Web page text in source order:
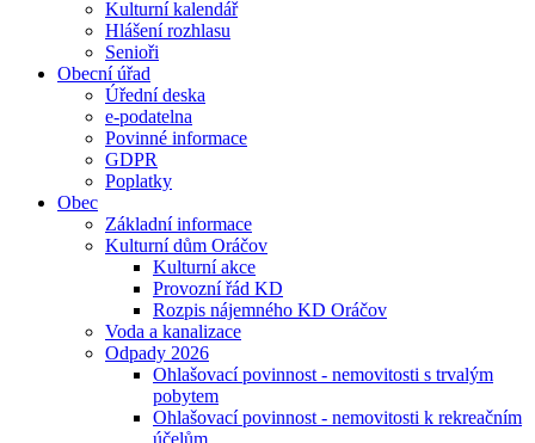
Kulturní kalendář
Hlášení rozhlasu
Senioři
Obecní úřad
Úřední deska
e-podatelna
Povinné informace
GDPR
Poplatky
Obec
Základní informace
Kulturní dům Oráčov
Kulturní akce
Provozní řád KD
Rozpis nájemného KD Oráčov
Voda a kanalizace
Odpady 2026
Ohlašovací povinnost - nemovitosti s trvalým
pobytem
Ohlašovací povinnost - nemovitosti k rekreačním
účelům